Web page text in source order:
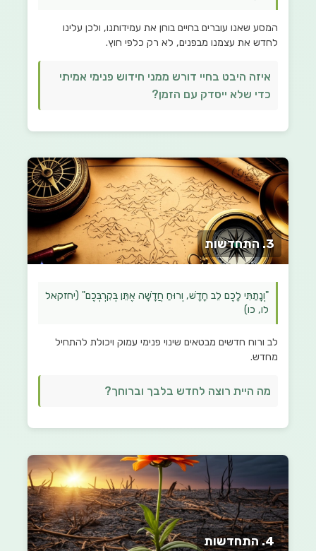
המסע שאנו עוברים בחיים בוחן את עמידותנו, ולכן עלינו
לחדש את עצמנו מבפנים, לא רק כלפי חוץ.
איזה היבט בחיי דורש ממני חידוש פנימי אמיתי
כדי שלא ייסדק עם הזמן?
"וְנָתַתִּי לָכֶם לֵב חָדָשׁ, וְרוּחַ חֲדָשָׁה אֶתֵּן בְּקִרְבְּכֶם" (יחזקאל
לב ורוח חדשים מבטאים שינוי פנימי עמוק ויכולת להתחיל
מה היית רוצה לחדש בלבך וברוחך?